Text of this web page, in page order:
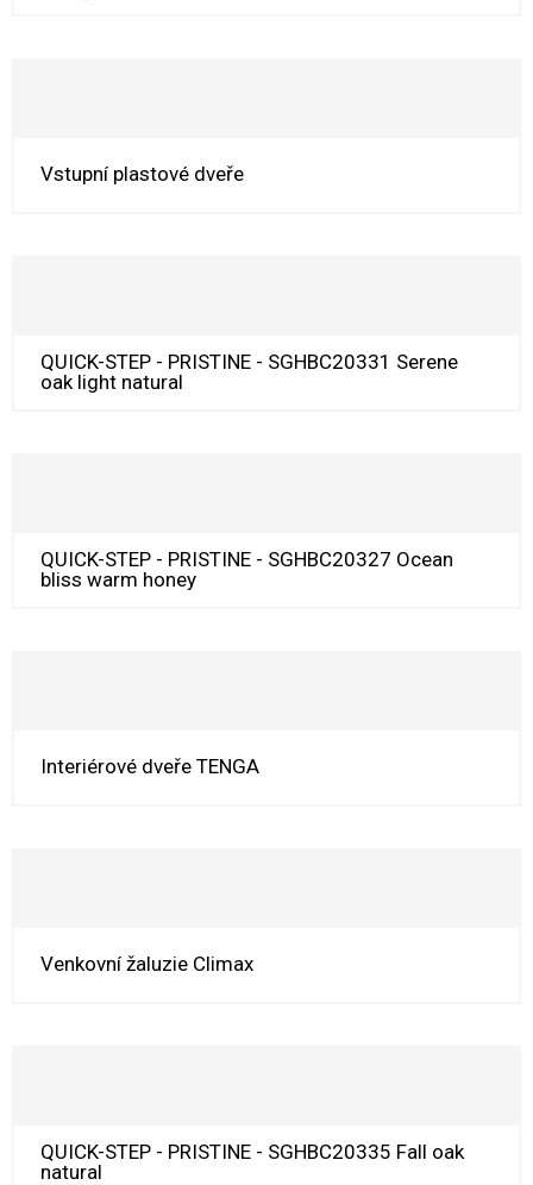
Vstupní plastové dveře
QUICK-STEP - PRISTINE - SGHBC20331 Serene
oak light natural
QUICK-STEP - PRISTINE - SGHBC20327 Ocean
bliss warm honey
Interiérové dveře TENGA
Venkovní žaluzie Climax
QUICK-STEP - PRISTINE - SGHBC20335 Fall oak
natural